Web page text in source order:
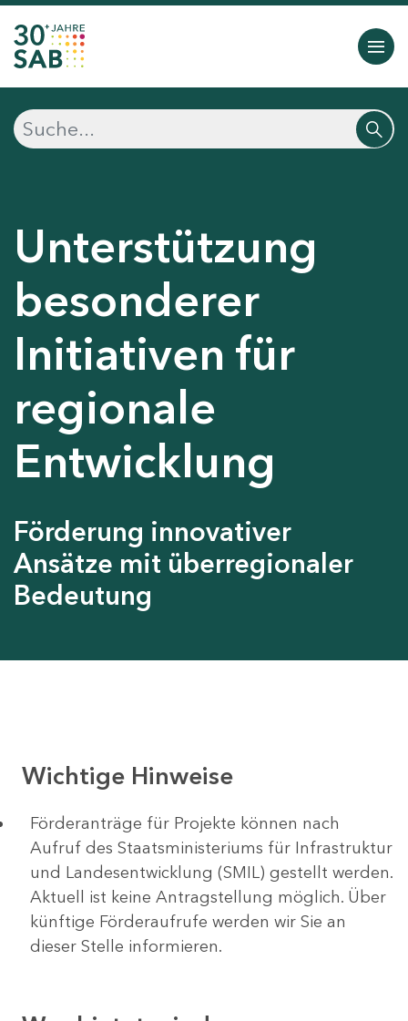
Unterstützung
besonderer
Initiativen für
regionale
Entwicklung
Förderung innovativer
Ansätze mit überregionaler
Bedeutung
Wichtige Hinweise
Förderanträge für Projekte können nach
Aufruf des Staatsministeriums für Infrastruktur
und Landesentwicklung (SMIL) gestellt werden.
Aktuell ist keine Antragstellung möglich. Über
künftige Förderaufrufe werden wir Sie an
dieser Stelle informieren.